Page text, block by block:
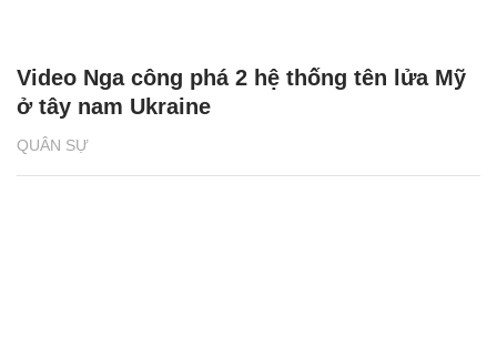
QUÂN SỰ
Video Nga công phá 2 hệ thống tên lửa Mỹ
ở tây nam Ukraine